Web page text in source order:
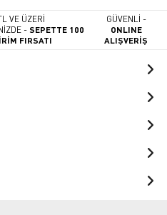
VE ÜZERİ
-SEPETTE 100
FIRSATI
GÜVENLİ -
ONLINE
ALIŞVERİŞ